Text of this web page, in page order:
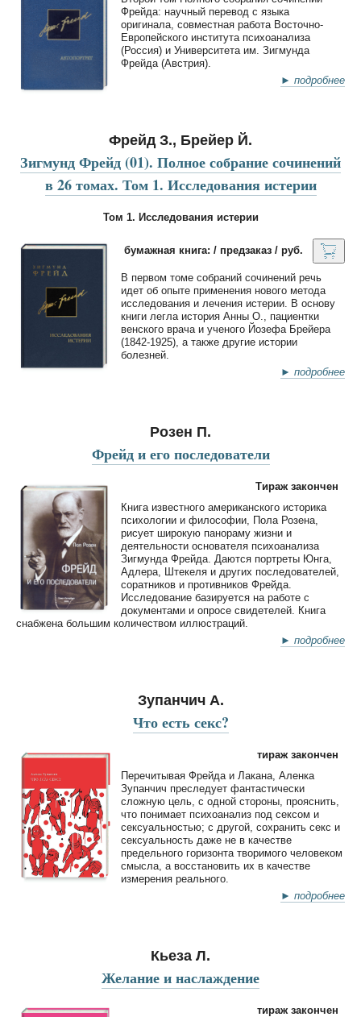
Фрейда: научный перевод с языка
оригинала, совместная работа Восточно-
Европейского института психоанализа
(Россия) и Университета им. Зигмунда
Фрейда (Австрия).
► подробнее
Фрейд З., Брейер Й.
Зигмунд Фрейд (01). Полное собрание сочинений
в 26 томах. Том 1. Исследования истерии
Том 1. Исследования истерии
бумажная книга: / предзаказ / руб.
В первом томе собраний сочинений речь
идет об опыте применения нового метода
исследования и лечения истерии. В основу
книги легла история Анны О., пациентки
венского врача и ученого Йозефа Брейера
(1842-1925), а также другие истории
болезней.
► подробнее
Розен П.
Фрейд и его последователи
Тираж закончен
Книга известного американского историка
психологии и философии, Пола Розена,
рисует широкую панораму жизни и
деятельности основателя психоанализа
Зигмунда Фрейда. Даются портреты Юнга,
Адлера, Штекеля и других последователей,
соратников и противников Фрейда.
Исследование базируется на работе с
документами и опросе свидетелей. Книга
снабжена большим количеством иллюстраций.
► подробнее
Зупанчич А.
Что есть секс?
тираж закончен
Перечитывая Фрейда и Лакана, Аленка
Зупанчич преследует фантастически
сложную цель, с одной стороны, прояснить,
что понимает психоанализ под сексом и
сексуальностью; с другой, сохранить секс и
сексуальность даже не в качестве
предельного горизонта творимого человеком
смысла, а восстановить их в качестве
измерения реального.
► подробнее
Кьеза Л.
Желание и наслаждение
тираж закончен